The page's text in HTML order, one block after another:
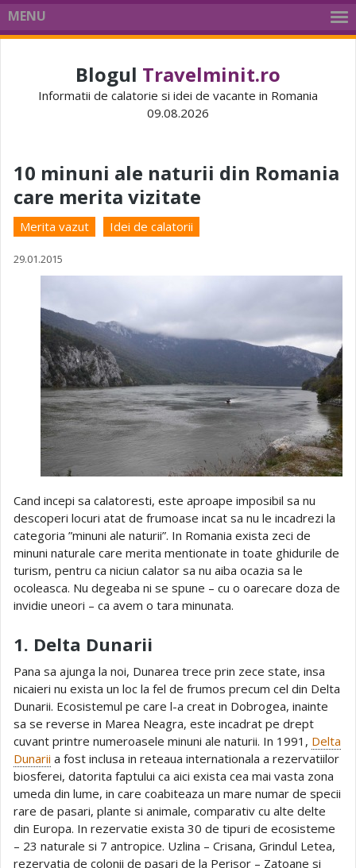
MENU
Blogul Travelminit.ro
Informatii de calatorie si idei de vacante in Romania
09.08.2026
10 minuni ale naturii din Romania
care merita vizitate
Merita vazut Idei de calatorii
29.01.2015
Cand incepi sa calatoresti, este aproape imposibil sa nu
descoperi locuri atat de frumoase incat sa nu le incadrezi la
categoria ”minuni ale naturii”. In Romania exista zeci de
minuni naturale care merita mentionate in toate ghidurile de
turism, pentru ca niciun calator sa nu aiba ocazia sa le
ocoleasca. Nu degeaba ni se spune – cu o oarecare doza de
invidie uneori – ca avem o tara minunata.
1. Delta Dunarii
Pana sa ajunga la noi, Dunarea trece prin zece state, insa
nicaieri nu exista un loc la fel de frumos precum cel din Delta
Dunarii. Ecosistemul pe care l-a creat in Dobrogea, inainte
sa se reverse in Marea Neagra, este incadrat pe drept
cuvant printre numeroasele minuni ale naturii. In 1991, Delta
Dunarii a fost inclusa in reteaua internationala a rezervatiilor
biosferei, datorita faptului ca aici exista cea mai vasta zona
umeda din lume, in care coabiteaza un mare numar de specii
rare de pasari, plante si animale, comparativ cu alte delte
din Europa. In rezervatie exista 30 de tipuri de ecosisteme
– 23 naturale si 7 antropice. Uzlina – Crisana, Grindul Letea,
rezervatia de colonii de pasari de la Perisor – Zatoane si